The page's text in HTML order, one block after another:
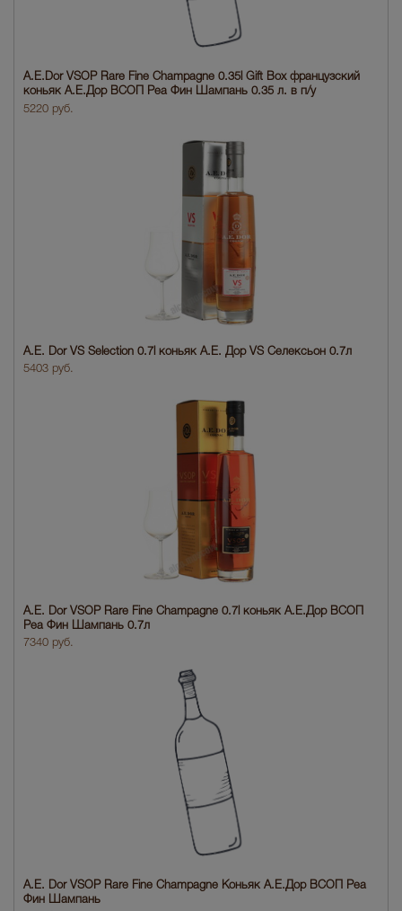
A.E.Dor VSOP Rare Fine Champagne 0.35l Gift Box французский
коньяк А.Е.Дор ВСОП Реа Фин Шампань 0.35 л. в п/у
5220 руб.
A.E. Dor VS Sеlection 0.7l коньяк A.E. Дор VS Селексьон 0.7л
5403 руб.
A.E. Dor VSOP Rare Fine Champagne 0.7l коньяк А.Е.Дор ВСОП
Реа Фин Шампань 0.7л
7340 руб.
A.E. Dor VSOP Rare Fine Champagne Коньяк А.Е.Дор ВСОП Реа
Фин Шампань